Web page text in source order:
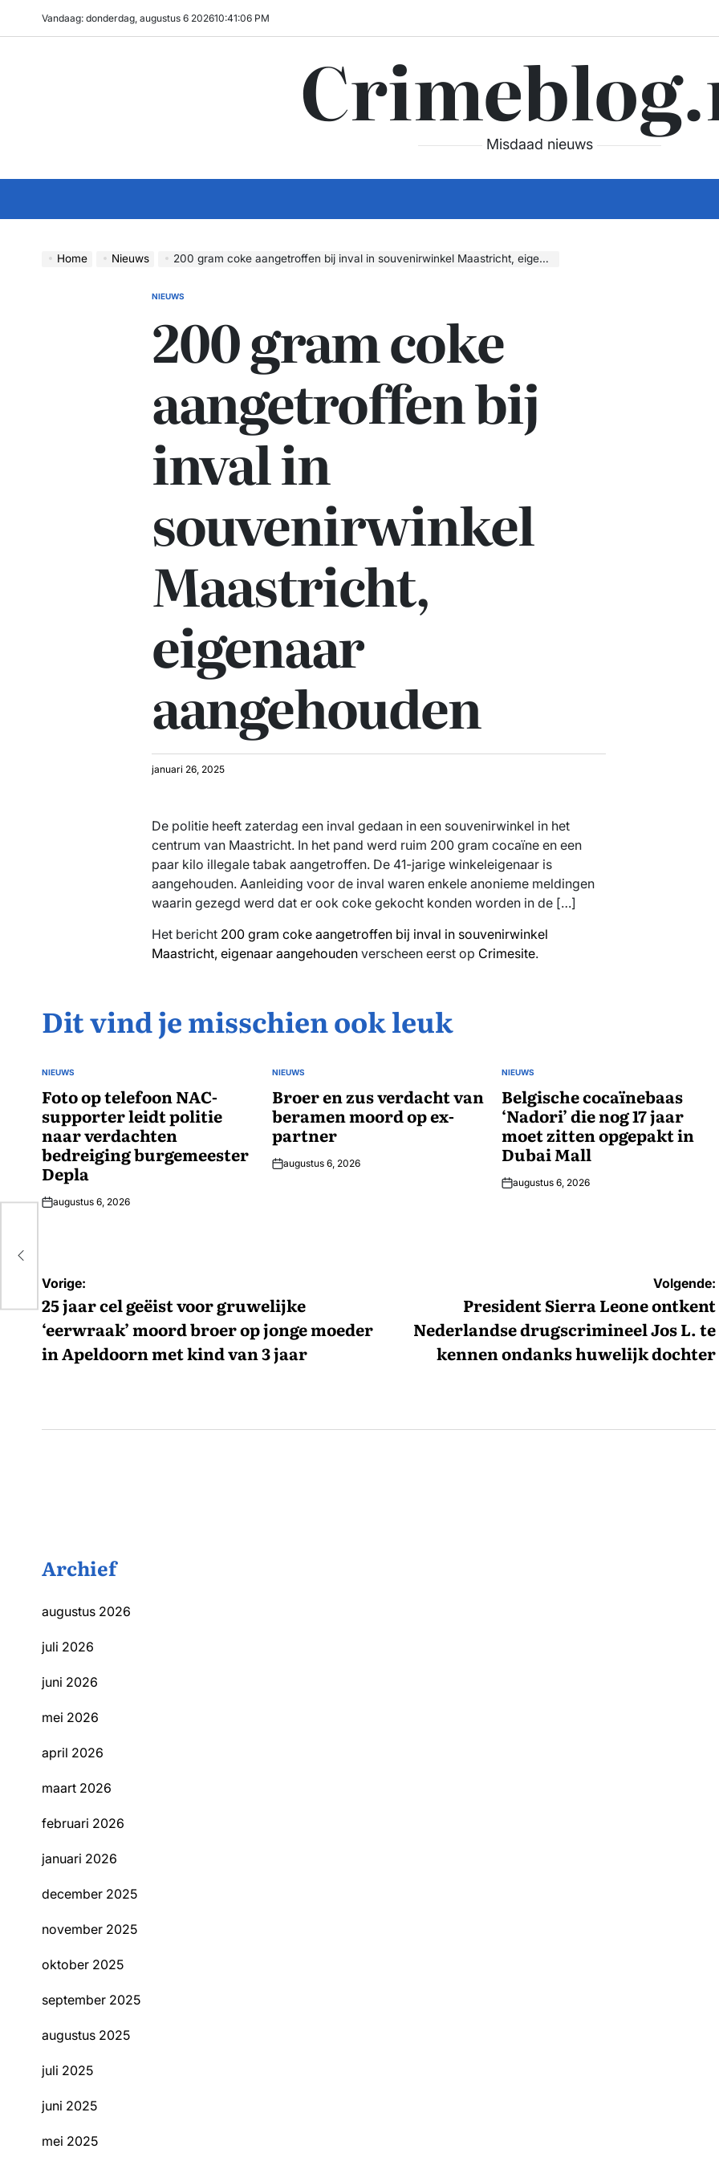
Vandaag: donderdag, augustus 6 202610:41:07 PM
Misdaad nieuws
Home Nieuws 200 gram coke aangetroffen bij inval in souvenirwinkel Maastricht, eigenaar aangehouden
GEPLAATST
NIEUWS
200 gram coke
aangetroffen bij
inval in
souvenirwinkel
Maastricht,
eigenaar
aangehouden
januari 26, 2025
De politie heeft zaterdag een inval gedaan in een souvenirwinkel in het
centrum van Maastricht. In het pand werd ruim 200 gram cocaïne en een
paar kilo illegale tabak aangetroffen. De 41-jarige winkeleigenaar is
aangehouden. Aanleiding voor de inval waren enkele anonieme meldingen
waarin gezegd werd dat er ook coke gekocht konden worden in de […]
Het bericht 200 gram coke aangetroffen bij inval in souvenirwinkel
Maastricht, eigenaar aangehoudenverscheen eerst op Crimesite.
Dit vind je misschien ook leuk
GEPLAATST
NIEUWS
Foto op telefoon NAC-
supporter leidt politie
naar verdachten
bedreiging burgemeester
Depla
augustus 6, 2026
GEPLAATST
NIEUWS
Broer en zus verdacht van
beramen moord op ex-
partner
augustus 6, 2026
GEPLAATST
NIEUWS
Belgische cocaïnebaas
‘Nadori’ die nog 17 jaar
moet zitten opgepakt in
Dubai Mall
augustus 6, 2026
Bericht
navigatie
Vorige:
25 jaar cel geëist voor gruwelijke
‘eerwraak’ moord broer op jonge moeder
in Apeldoorn met kind van 3 jaar
Volgende:
President Sierra Leone ontkent
Nederlandse drugscrimineel Jos L. te
kennen ondanks huwelijk dochter
Archief
augustus 2026
juli 2026
juni 2026
mei 2026
april 2026
maart 2026
februari 2026
januari 2026
december 2025
november 2025
oktober 2025
september 2025
augustus 2025
juli 2025
juni 2025
mei 2025